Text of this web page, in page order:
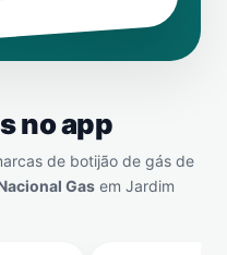
no app
de botijão de gás de
Gas em Jardim